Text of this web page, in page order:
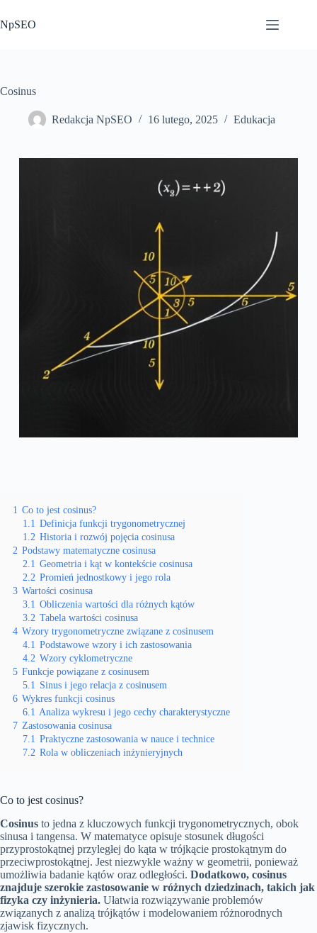
do
treści
NpSEO
Cosinus
Redakcja NpSEO 16 lutego, 2025 Edukacja
1 Co to jest cosinus?
1.1 Definicja funkcji trygonometrycznej
1.2 Historia i rozwój pojęcia cosinusa
2 Podstawy matematyczne cosinusa
2.1 Geometria i kąt w kontekście cosinusa
2.2 Promień jednostkowy i jego rola
3 Wartości cosinusa
3.1 Obliczenia wartości dla różnych kątów
3.2 Tabela wartości cosinusa
4 Wzory trygonometryczne związane z cosinusem
4.1 Podstawowe wzory i ich zastosowania
4.2 Wzory cyklometryczne
5 Funkcje powiązane z cosinusem
5.1 Sinus i jego relacja z cosinusem
6 Wykres funkcji cosinus
6.1 Analiza wykresu i jego cechy charakterystyczne
7 Zastosowania cosinusa
7.1 Praktyczne zastosowania w nauce i technice
7.2 Rola w obliczeniach inżynieryjnych
Co to jest cosinus?
Cosinus to jedna z kluczowych funkcji trygonometrycznych, obok
sinusa i tangensa. W matematyce opisuje stosunek długości
przyprostokątnej przyległej do kąta w trójkącie prostokątnym do
przeciwprostokątnej. Jest niezwykle ważny w geometrii, ponieważ
umożliwia badanie kątów oraz odległości. Dodatkowo, cosinus
znajduje szerokie zastosowanie w różnych dziedzinach, takich jak
fizyka czy inżynieria. Ułatwia rozwiązywanie problemów
związanych z analizą trójkątów i modelowaniem różnorodnych
zjawisk fizycznych.